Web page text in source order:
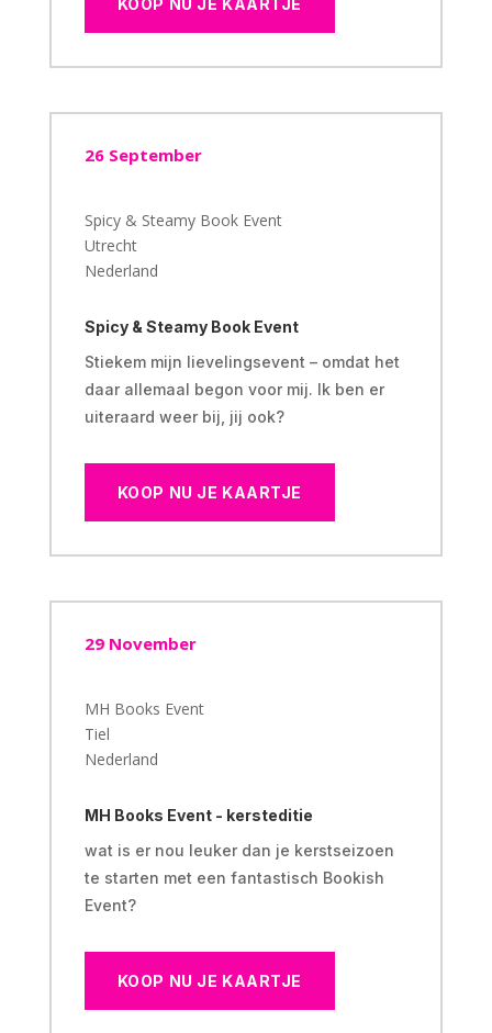
KOOP NU JE KAARTJE
26 September
Spicy & Steamy Book Event
Utrecht
Nederland
Spicy & Steamy Book Event
Stiekem mijn lievelingsevent – omdat het
daar allemaal begon voor mij. Ik ben er
uiteraard weer bij, jij ook?
KOOP NU JE KAARTJE
29 November
MH Books Event
Tiel
Nederland
MH Books Event - kersteditie
wat is er nou leuker dan je kerstseizoen
te starten met een fantastisch Bookish
Event?
KOOP NU JE KAARTJE